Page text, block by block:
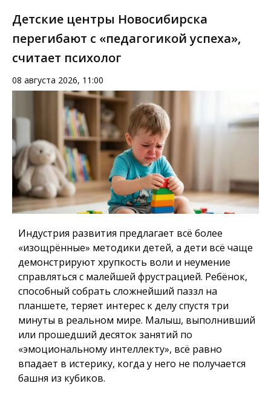
Детские центры Новосибирска
перегибают с «педагогикой успеха»,
считает психолог
08 августа 2026, 11:00
Индустрия развития предлагает всё более
«изощрённые» методики детей, а дети всё чаще
демонстрируют хрупкость воли и неумение
справляться с малейшей фрустрацией. Ребёнок,
способный собрать сложнейший паззл на
планшете, теряет интерес к делу спустя три
минуты в реальном мире. Малыш, выполнивший
или прошедший десяток занятий по
«эмоциональному интеллекту», всё равно
впадает в истерику, когда у него не получается
башня из кубиков.